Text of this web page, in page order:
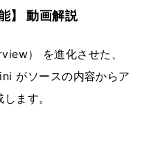
】 動画解説
） を進化させた、
がソースの内容からア
ます。